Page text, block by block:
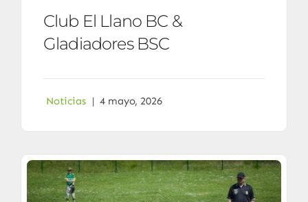
Club El Llano BC &
Gladiadores BSC
Noticias | 4 mayo, 2026